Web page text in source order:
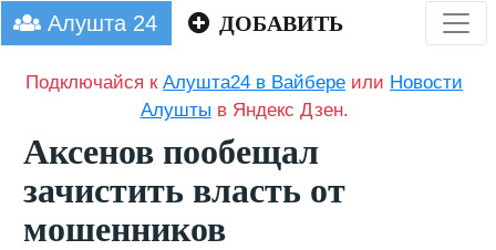
Алушта 24 ДОБАВИТЬ
Подключайся кАлушта24 в Вайбере или Новости
Алушты в Яндекс Дзен.
Аксенов пообещал
зачистить власть от
мошенников